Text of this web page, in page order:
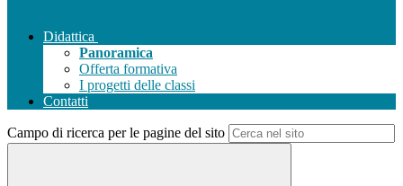
Didattica
Panoramica
Offerta formativa
I progetti delle classi
Contatti
Campo di ricerca per le pagine del sito